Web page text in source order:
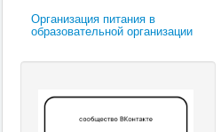
Организация питания в
образовательной организации